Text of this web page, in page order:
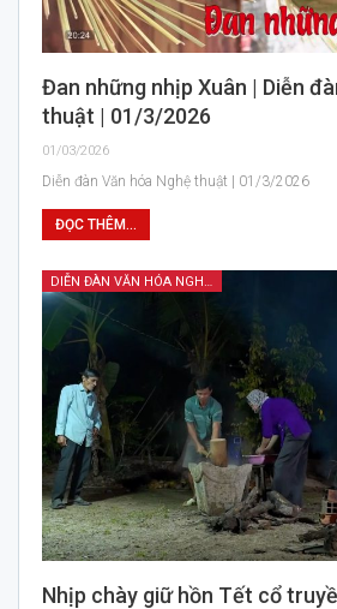
Đan những nhịp Xuân | Diễn
thuật | 01/3/2026
01/03/2026
Diễn đàn Văn hóa Nghệ thuật | 01/3/2026
ĐỌC THÊM...
DIỄN ĐÀN VĂN HÓA NGHỆ THUẬT
Nhịp chày giữ hồn Tết cổ